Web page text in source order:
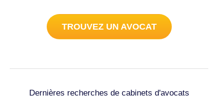
TROUVEZ UN AVOCAT
Dernières recherches de cabinets d'avocats